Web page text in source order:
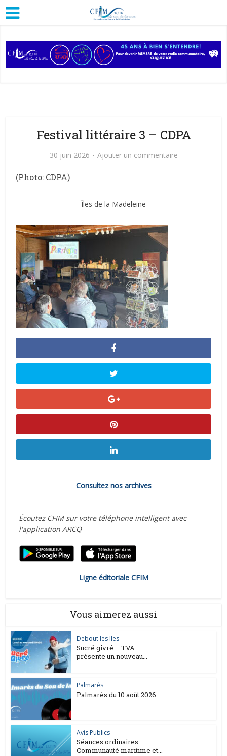
Festival littéraire 3 – CDPA
30 juin 2026 Ajouter un commentaire
(Photo: CDPA)
Îles de la Madeleine
Consultez nos archives
Écoutez CFIM sur votre téléphone intelligent avec
l'application ARCQ
Ligne éditoriale CFIM
Vous aimerez aussi
Debout les Iles
Sucré givré – TVA
présente un nouveau...
Palmarès
Palmarès du 10 août 2026
Avis Publics
Séances ordinaires –
Communauté maritime et...